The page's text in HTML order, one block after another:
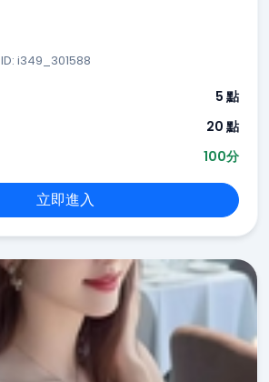
ID: i349_301588
5 點
20 點
100分
立即進入